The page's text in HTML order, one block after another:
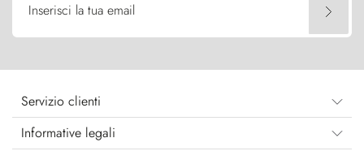
Inserisci la tua email
Servizio clienti
Informative legali